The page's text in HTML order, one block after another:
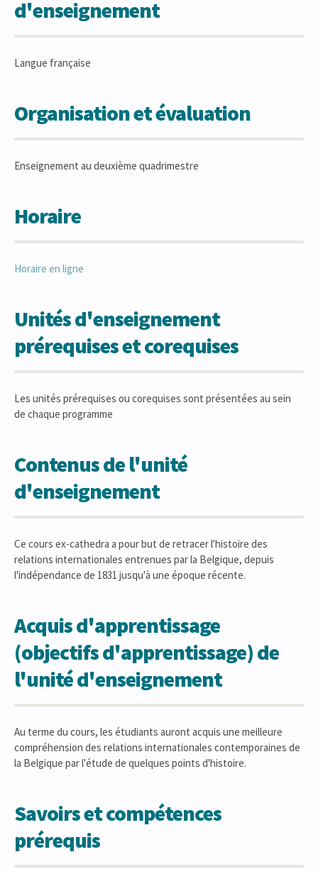
d'enseignement
Langue française
Organisation et évaluation
Enseignement au deuxième quadrimestre
Horaire
Horaire en ligne
Unités d'enseignement
prérequises et corequises
Les unités prérequises ou corequises sont présentées au sein
de chaque programme
Contenus de l'unité
d'enseignement
Ce cours ex-cathedra a pour but de retracer l'histoire des
relations internationales entrenues par la Belgique, depuis
l'indépendance de 1831 jusqu'à une époque récente.
Acquis d'apprentissage
(objectifs d'apprentissage) de
l'unité d'enseignement
Au terme du cours, les étudiants auront acquis une meilleure
compréhension des relations internationales contemporaines de
la Belgique par l'étude de quelques points d'histoire.
Savoirs et compétences
prérequis